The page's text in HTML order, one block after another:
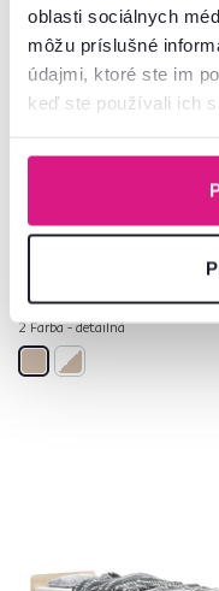
oblasti sociálnych
môžu príslušné
údajmi, ktoré ste im
keď ste používali ich
185 €
2 Farba - detailná